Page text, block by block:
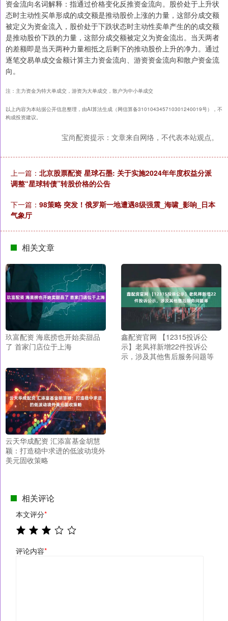
资金流向名词解释：指通过价格变化反推资金流向。股价处于上升状
态时主动性买单形成的成交额是推动股价上涨的力量，这部分成交额
被定义为资金流入，股价处于下跌状态时主动性卖单产生的的成交额
是推动股价下跌的力量，这部分成交额被定义为资金流出。当天两者
的差额即是当天两种力量相抵之后剩下的推动股价上升的净力。通过
逐笔交易单成交金额计算主力资金流向、游资资金流向和散户资金流
向。
注：主力资金为特大单成交，游资为大单成交，散户为中小单成交
以上内容为本站据公开信息整理，由AI算法生成（网信算备310104345710301240019号），不
构成投资建议。
宝尚配资提示：文章来自网络，不代表本站观点。
上一篇： 北京股票配资 星球石墨: 关于实施2024年年度权益分派
调整“星球转债”转股价格的公告
下一篇： 98策略 突发！俄罗斯一地遭遇8级强震_海啸_影响_日本
气象厅
相关文章
玖富配资 海底捞也开始卖甜品
了 首家门店位于上海
鑫配资官网 【12315投诉公
示】老凤祥新增22件投诉公
示，涉及其他售后服务问题等
云天华成配资 汇添富基金胡慧
颖：打造稳中求进的低波动境外
美元固收策略
相关评论
本文评分*
评论内容*